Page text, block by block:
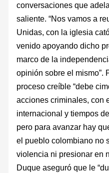
conversaciones que
saliente. “Nos vamos a
Unidas, con la iglesia
venido apoyando dicho
marco de la
opinión sobre el mismo”.
proceso creíble “debe
acciones criminales, con
internacional y tiempos
pero para avanzar hay
el pueblo colombiano no
violencia ni presionar en
Duque aseguró que le